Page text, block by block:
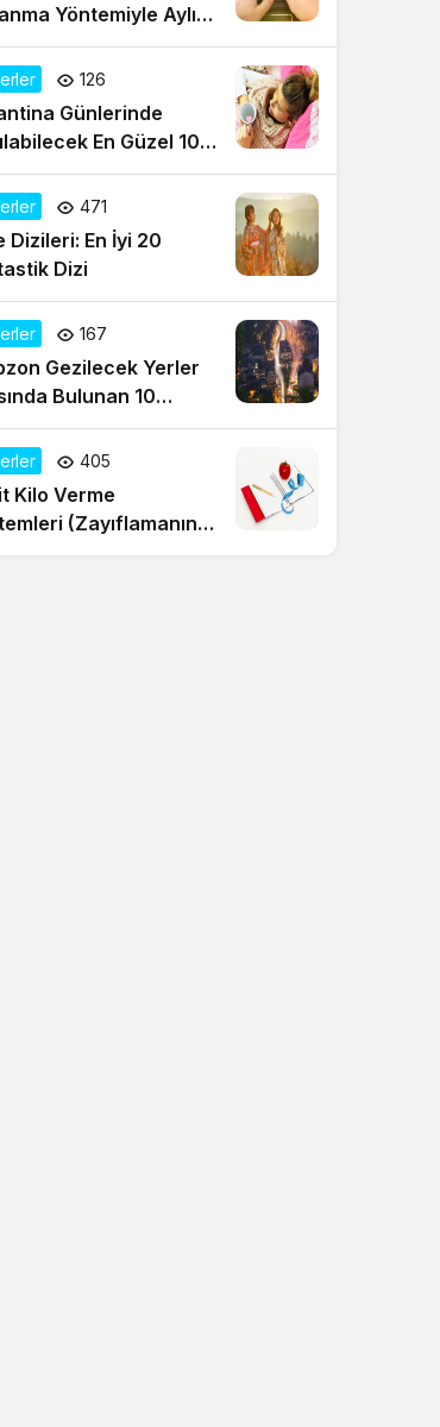
Yöntemiyle Aylık
Sağlayın!
126
Günlerinde
En Güzel 10
471
Dizileri: En İyi 20
Dizi
167
Gezilecek Yerler
Bulunan 10
Nokta
405
Kilo Verme
(Zayıflamanın